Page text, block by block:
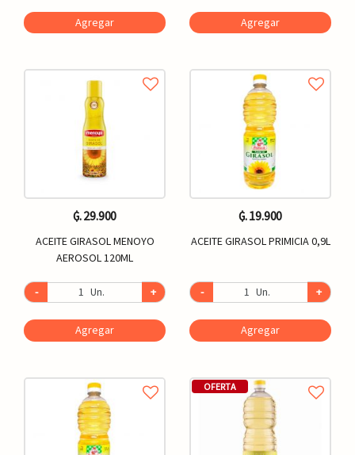
Agregar Agregar
₲. 29.900
ACEITE GIRASOL MENOYO
AEROSOL 120ML
- Un. +
Agregar
₲. 19.900
ACEITE GIRASOL PRIMICIA 0,9L
- Un. +
Agregar
OFERTA